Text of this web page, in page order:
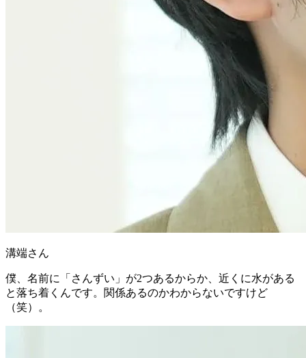
溝端さん
僕、名前に「さんずい」が2つあるからか、 近くに水がある
と落ち着くんです。関係あるのかわからないですけど
（笑）。